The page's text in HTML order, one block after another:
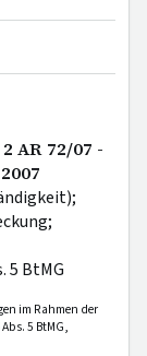
AR 72/07 -
5 BtMG
im Rahmen der
Abs. 5 BtMG,